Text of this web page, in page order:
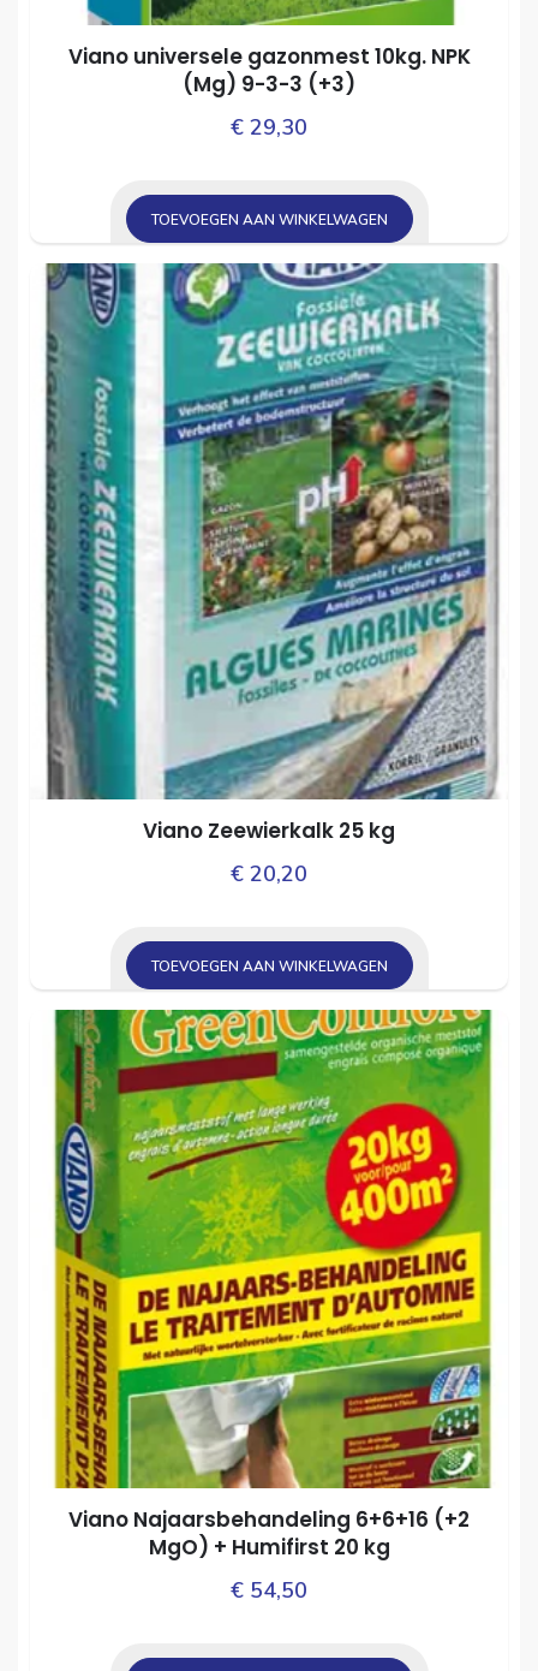
Viano universele gazonmest 10kg. NPK
(Mg) 9­-3­-3 (+3)
€ 29,30
TOEVOEGEN AAN WINKELWAGEN
Viano Zeewierkalk 25 kg
€ 20,20
TOEVOEGEN AAN WINKELWAGEN
Viano Najaarsbehandeling 6+6+16 (+2
MgO) + Humifirst 20 kg
€ 54,50